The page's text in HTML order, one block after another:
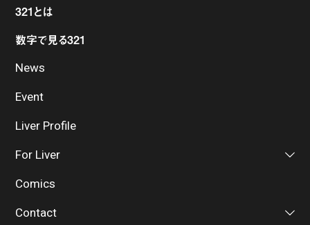
321とは
数字で見る321
News
Event
Liver Profile
For Liver
Comics
Contact